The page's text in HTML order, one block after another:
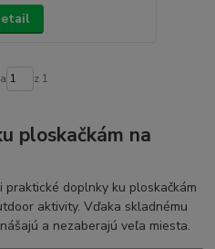
z 1
ploskačkám na
doplnky ku ploskačkám
aktivity. Vďaka skladnému
a nezaberajú veľa miesta.